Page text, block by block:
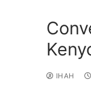
IHAH